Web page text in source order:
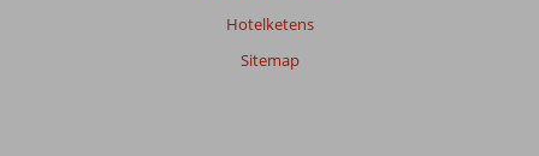
Hotelketens
Sitemap